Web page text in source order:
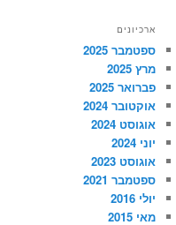
ארכיונים
ספטמבר 2025
מרץ 2025
פברואר 2025
אוקטובר 2024
אוגוסט 2024
יוני 2024
אוגוסט 2023
ספטמבר 2021
יולי 2016
מאי 2015